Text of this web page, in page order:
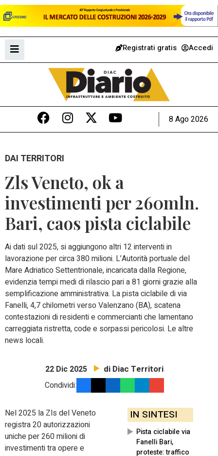
Registrati gratis Accedi
8 Ago 2026
DAI TERRITORI
Zls Veneto, ok a
investimenti per 260mln.
Bari, caos pista ciclabile
Ai dati sul 2025, si aggiungonoaltri 12 interventi in
lavorazione per circa 380 milioni. L’Autorità portuale del
Mare Adriatico Settentrionale, incaricata dalla Regione,
evidenzia tempi medi di rilascio pari a 81 giorni grazie alla
semplificazione amministrativa. La pista ciclabile di via
Fanelli, 4,7 chilometri verso Valenzano (BA), scatena
contestazioni di residenti e commercianti che lamentano
carreggiata ristretta, code e sorpassi pericolosi. Le altre
news locali.
22 Dic 2025 di Diac Territori
Condividi:
IN SINTESI
Pista ciclabile via
Fanelli Bari,
proteste: traffico
Nel 2025 la Zls del Veneto
registra 20 autorizzazioni
uniche per 260 milioni di
investimenti tra opere e